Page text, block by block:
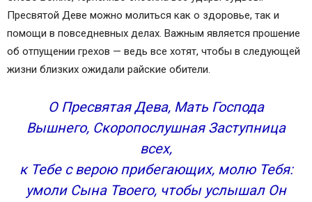
Пресвятой Деве можно молиться как о здоровье, так и
помощи в повседневных делах. Важным является прошение
об отпущении грехов — ведь все хотят, чтобы в следующей
жизни близких ожидали райские обители.
О Пресвятая Дева, Мать Господа
Вышнего, Скоропослушная Заступница
всех,
к Тебе с верою прибегающих, молю Тебя:
умоли Сына Твоего, чтобы услышал Он